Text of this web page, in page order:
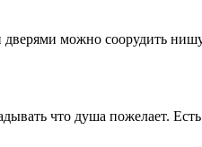
можно соорудить
что душа пожелает.